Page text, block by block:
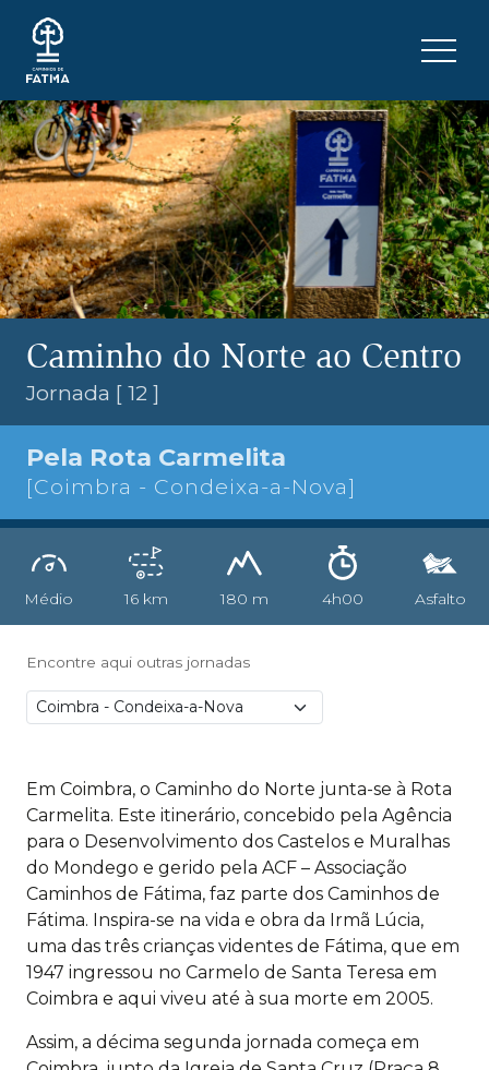
Caminho do Norte ao Centro
Jornada [ 12 ]
Pela Rota Carmelita
[Coimbra - Condeixa-a-Nova]
Médio 16 km 180 m 4h00 Asfalto
Encontre aqui outras jornadas
Em Coimbra, o Caminho do Norte junta-se à Rota
Carmelita. Este itinerário, concebido pela Agência
para o Desenvolvimento dos Castelos e Muralhas
do Mondego e gerido pela ACF – Associação
Caminhos de Fátima, faz parte dos Caminhos de
Fátima. Inspira-se na vida e obra da Irmã Lúcia,
uma das três crianças videntes de Fátima, que em
1947 ingressou no Carmelo de Santa Teresa em
Coimbra e aqui viveu até à sua morte em 2005.
Assim, a décima segunda jornada começa em